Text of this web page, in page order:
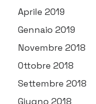
Aprile 2019
Gennaio 2019
Novembre 2018
Ottobre 2018
Settembre 2018
Giugno 2018